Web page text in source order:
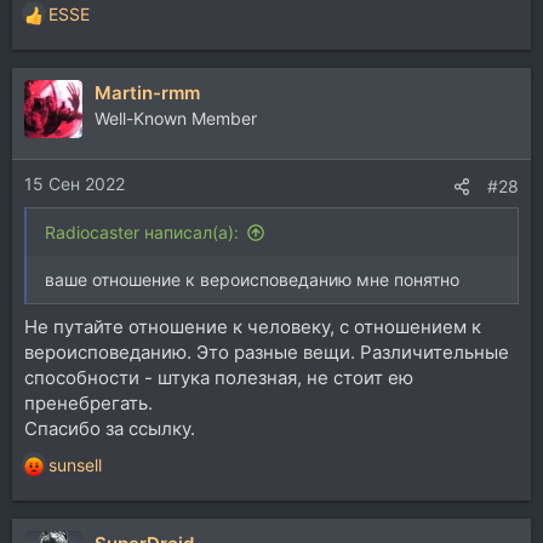
Р
е
а
к
ц
и
и
:
ESSE
Martin-rmm
Well-Known Member
15 Сен 2022 #28
Radiocaster написал(а):
ваше отношение к вероисповеданию мне понятно
Не путайте отношение к человеку, с отношением к
вероисповеданию. Это разные вещи. Различительные
способности - штука полезная, не стоит ею
пренебрегать.
Спасибо за ссылку.
Р
е
а
sunsell